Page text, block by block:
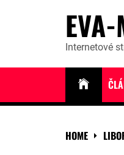
Internetové
HOME